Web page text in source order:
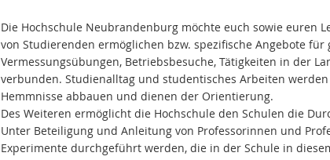
Die Hochschule Neubrandenburg möchte euch sowie euren
von Studierenden ermöglichen bzw. spezifische Angebote
Vermessungsübungen, Betriebsbesuche, Tätigkeiten in der
verbunden. Studienalltag und studentisches Arbeiten
Hemmnisse abbauen und dienen der Orientierung.
Des Weiteren ermöglicht die Hochschule den Schulen die
Unter Beteiligung und Anleitung von Professorinnen und
Experimente durchgeführt werden, die in der Schule in